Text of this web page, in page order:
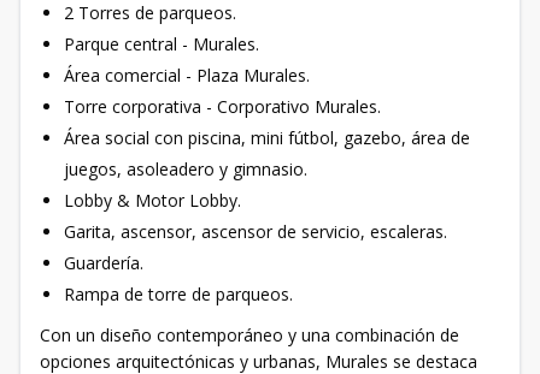
2 Torres de parqueos.
Parque central - Murales.
Área comercial - Plaza Murales.
Torre corporativa - Corporativo Murales.
Área social con piscina, mini fútbol, gazebo, área de
juegos, asoleadero y gimnasio.
Lobby & Motor Lobby.
Garita, ascensor, ascensor de servicio, escaleras.
Guardería.
Rampa de torre de parqueos.
Con un diseño contemporáneo y una combinación de
opciones arquitectónicas y urbanas, Murales se destaca